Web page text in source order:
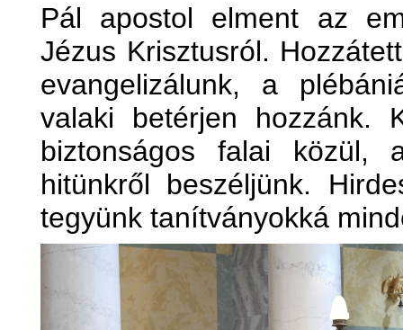
Pál apostol elment az
Jézus Krisztusról.
evangelizálunk, a
valaki betérjen hozzánk.
biztonságos falai közül,
hitünkről beszéljünk.
tegyünk tanítványokká